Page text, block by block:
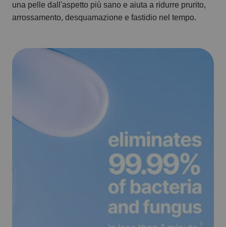
una pelle dall'aspetto più sano e aiuta a ridurre prurito,
arrossamento, desquamazione e fastidio nel tempo.